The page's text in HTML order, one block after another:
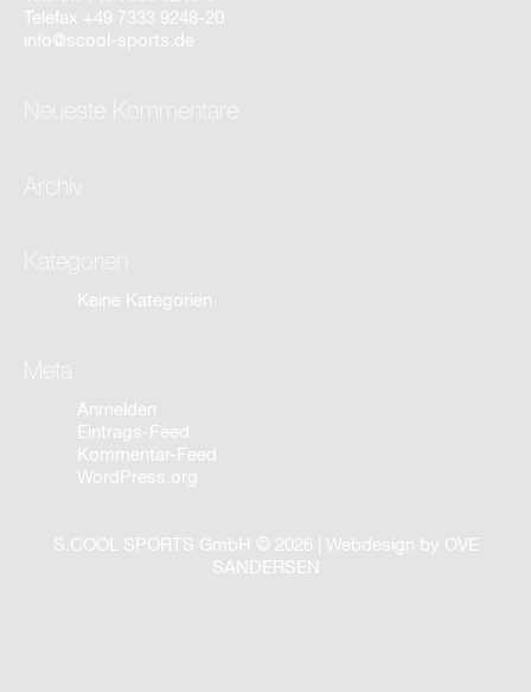
Telefax +49 7333 9248-20
info@scool-sports.de
Neueste Kommentare
Archiv
Kategorien
Keine Kategorien
Meta
Anmelden
Eintrags-Feed
Kommentar-Feed
WordPress.org
S.COOL SPORTS GmbH © 2026 | Webdesign by OVE
SANDERSEN